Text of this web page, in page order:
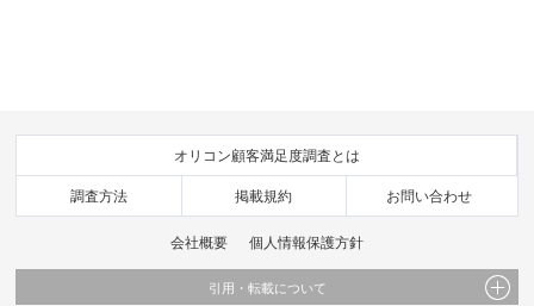
オリコン顧客満足度調査とは
調査方法 掲載規約 お問い合わせ
会社概要 個人情報保護方針
引用・転載について